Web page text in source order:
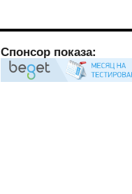
Спонсор показа: